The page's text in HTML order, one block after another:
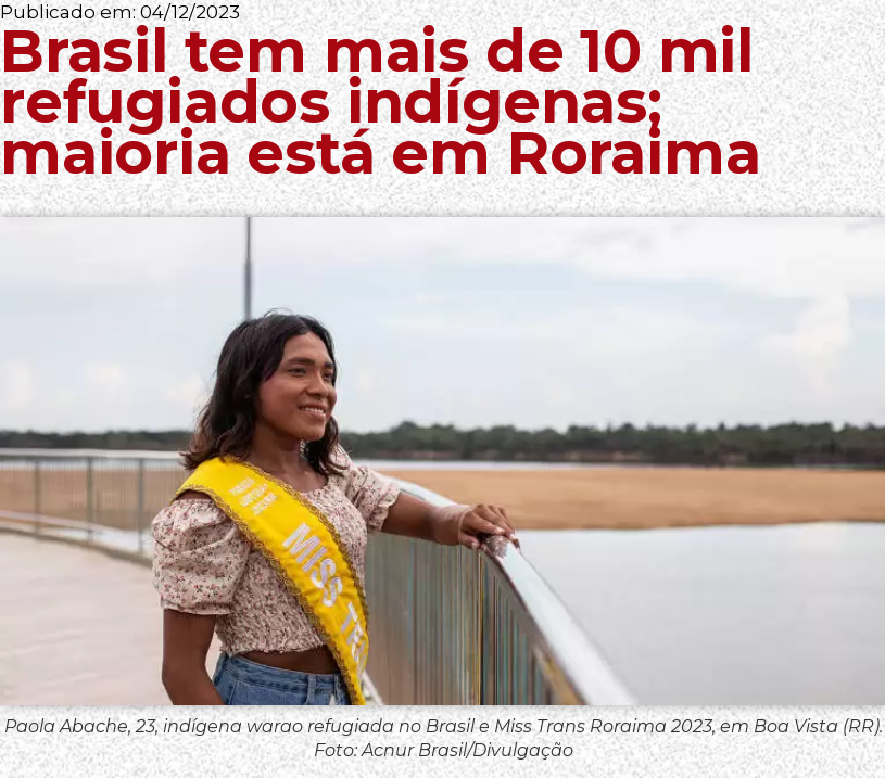
Publicado em: 04/12/2023
Brasil tem mais de 10 mil
refugiados indígenas;
maioria está em Roraima
Paola Abache, 23, indígena warao refugiada no Brasil e Miss Trans Roraima 2023, em Boa Vista (RR).
Foto: Acnur Brasil/Divulgação